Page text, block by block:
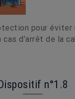
pour éviter
cas d’arrêt de la
n°1.8